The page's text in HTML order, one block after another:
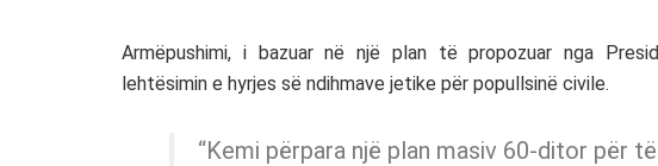
Armëpushimi, i bazuar në një plan të propozuar nga
lehtësimin e hyrjes së ndihmave jetike për popullsinë civile.
“Kemi përpara një plan masiv 60-ditor për